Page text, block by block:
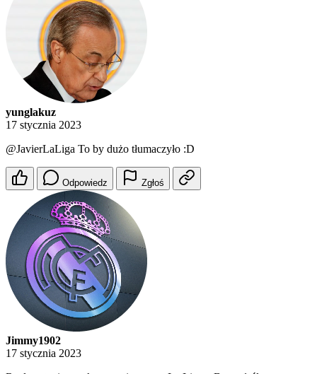
yunglakuz
17 stycznia 2023
@JavierLaLiga To by dużo tłumaczyło :D
Odpowiedz Zgłoś
Jimmy1902
17 stycznia 2023